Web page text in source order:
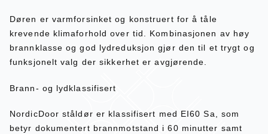
Døren er varmforsinket og konstruert for å tåle
krevende klimaforhold over tid. Kombinasjonen av høy
brannklasse og god lydreduksjon gjør den til et trygt og
funksjonelt valg der sikkerhet er avgjørende.
Brann- og lydklassifisert
NordicDoor ståldør er klassifisert med EI60 Sa, som
betyr dokumentert brannmotstand i 60 minutter samt